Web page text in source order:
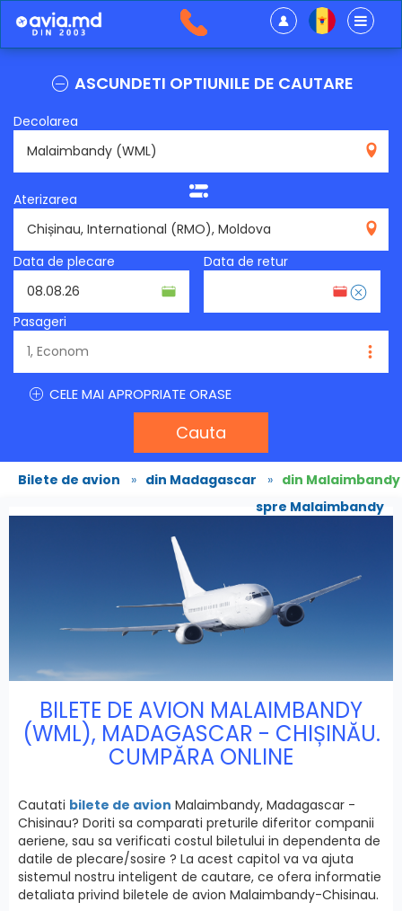
ASCUNDETI OPTIUNILE DE CAUTARE
Decolarea
Aterizarea
Data de plecare
Data de retur
Pasageri
CELE MAI APROPRIATE ORASE
Cauta
Bilete de avion » din Madagascar » din Malaimbandy
spre Malaimbandy
BILETE DE AVION MALAIMBANDY
(WML), MADAGASCAR - CHIȘINĂU.
CUMPĂRA ONLINE
Cautati bilete de avion Malaimbandy, Madagascar -
Chisinau? Doriti sa comparati preturile diferitor companii
aeriene, sau sa verificati costul biletului in dependenta de
datile de plecare/sosire ? La acest capitol va va ajuta
sistemul nostru inteligent de cautare, ce ofera informatie
detaliata privind biletele de avion Malaimbandy-Chisinau.